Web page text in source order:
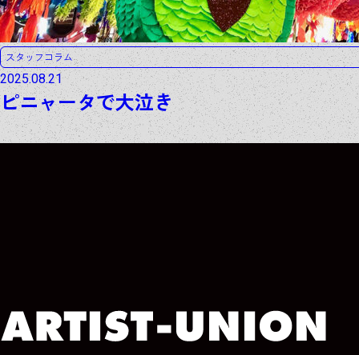
スタッフコラム
2025.08.21
ピニャータで大泣き